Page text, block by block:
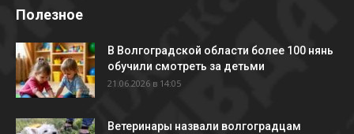
Полезное
В Волгоградской области более 100 нянь
обучили смотреть за детьми
21.06.2026 в 14:05
Ветеринары назвали волгоградцам